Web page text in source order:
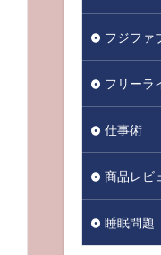
フジファ
フリーラ
仕事術
商品レビ
睡眠問題